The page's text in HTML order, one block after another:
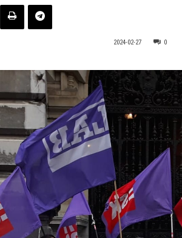
2024-02-27 0